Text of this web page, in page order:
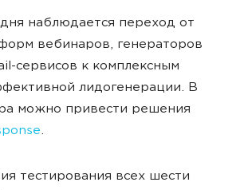
наблюдается переход от
вебинаров, генераторов
сервисов к комплексным
лидогенерации. В
можно привести решения
.
тестирования всех шести